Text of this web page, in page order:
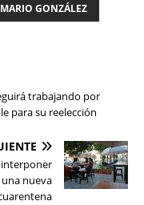
MARIO GONZÁLEZ
trabajando por
para su reelección
interponer
una nueva